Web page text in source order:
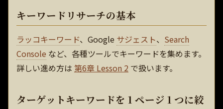
キーワードリサーチの基本
ラッコキーワード、Google サジェスト、 Search
Console など、各種ツールでキーワードを集めます。
詳しい進め方は 第6章 Lesson 2 で扱います。
ターゲットキーワードを 1 ページ 1 つに絞